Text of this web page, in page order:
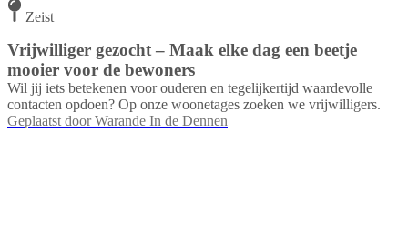
Zeist
Vrijwilliger gezocht – Maak elke dag een beetje
mooier voor de bewoners
Wil jij iets betekenen voor ouderen en tegelijkertijd waardevolle
contacten opdoen? Op onze woonetages zoeken we vrijwilligers.
Geplaatst door Warande In de Dennen